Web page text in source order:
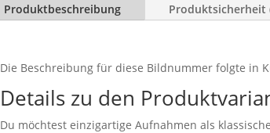
Produktbeschreibung Produktsicherheit
Die Beschreibung für diese Bildnummer folgte in
Details zu den
Du möchtest einzigartige Aufnahmen als